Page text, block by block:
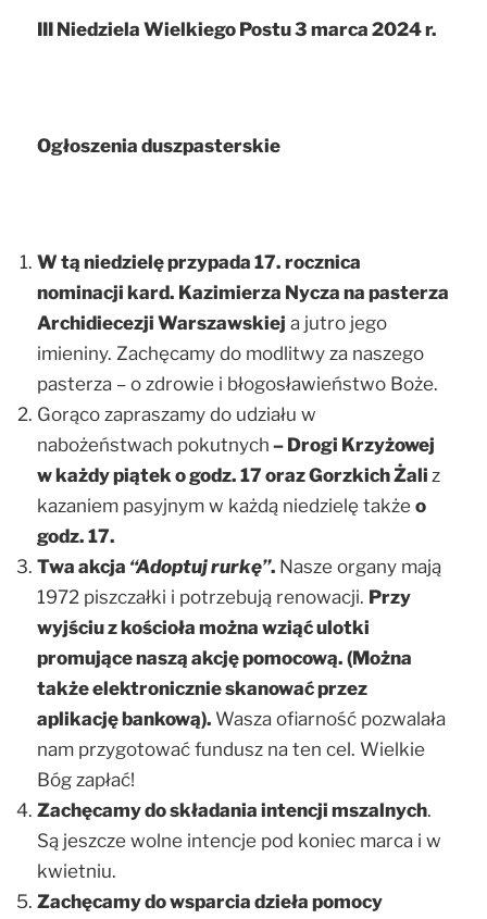
III Niedziela Wielkiego Postu 3 marca 2024 r.
Ogłoszenia duszpasterskie
W tą niedzielę przypada 17. rocznica
nominacji kard. Kazimierza Nycza na pasterza
Archidiecezji Warszawskiej a jutro jego
imieniny. Zachęcamy do modlitwy za naszego
pasterza – o zdrowie i błogosławieństwo Boże.
Gorąco zapraszamy do udziału w
nabożeństwach pokutnych – Drogi Krzyżowej
w każdy piątek o godz. 17 oraz Gorzkich Żali z
kazaniem pasyjnym w każdą niedzielę także o
godz. 17.
Twa akcja “Adoptuj rurkę”. Nasze organy mają
1972 piszczałki i potrzebują renowacji. Przy
wyjściu z kościoła można wziąć ulotki
promujące naszą akcję pomocową. (Można
także elektronicznie skanować przez
aplikację bankową). Wasza ofiarność pozwalała
nam przygotować fundusz na ten cel. Wielkie
Bóg zapłać!
Zachęcamy do składania intencji mszalnych.
Są jeszcze wolne intencje pod koniec marca i w
kwietniu.
Zachęcamy do wsparcia dzieła pomocy